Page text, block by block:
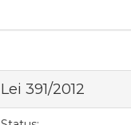
Lei 391/2012